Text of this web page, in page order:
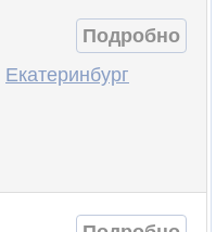
Подробно
Екатеринбург